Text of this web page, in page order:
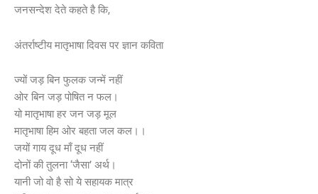
जनसन्देश देते कहते है कि,
अंतर्राष्टीय मातृभाषा दिवस पर ज्ञान कविता
ज्यों जड़ बिन फुलक जन्में नहीं
ओर बिन जड़ पोषित न फल।
यो मातृभाषा हर जन जड़ मूल
मातृभाषा हिम ओर बहता जल कल।।
जयों गाय दूध माँ दूध नहीं
दोनों की तुलना ‘जैसा’ अर्थ।
यानी जो वो है सो ये सहायक मात्र